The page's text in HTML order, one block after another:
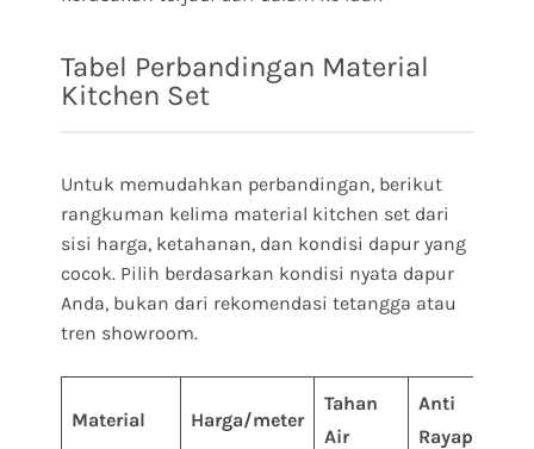
Tabel Perbandingan Material
Kitchen Set
Untuk memudahkan perbandingan, berikut
rangkuman kelima material kitchen set dari
sisi harga, ketahanan, dan kondisi dapur yang
cocok. Pilih berdasarkan kondisi nyata dapur
Anda, bukan dari rekomendasi tetangga atau
tren showroom.
Material Harga/meter
Tahan
Air
Anti
Rayap